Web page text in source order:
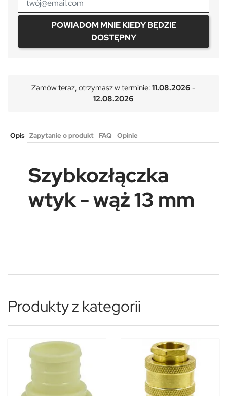
POWIADOM MNIE KIEDY BĘDZIE
DOSTĘPNY
Zamów teraz, otrzymasz w terminie: 11.08.2026 -
12.08.2026
Opis Zapytanie o produkt FAQ Opinie
Szybkozłączka
wtyk - wąż 13 mm
Produkty z kategorii